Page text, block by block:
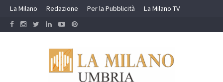
Skip
content
La Milano Redazione Per la Pubblicità La Milano TV